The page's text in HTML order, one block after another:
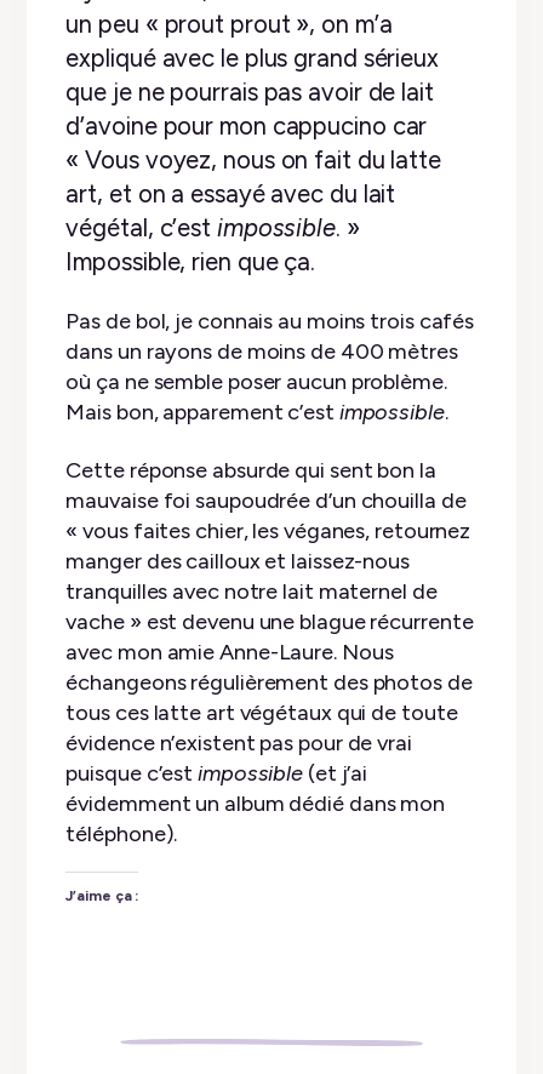
un peu « prout prout », on m’a
expliqué avec le plus grand sérieux
que je ne pourrais pas avoir de lait
d’avoine pour mon cappucino car
« Vous voyez, nous on fait du latte
art, et on a essayé avec du lait
végétal, c’est impossible. »
Impossible, rien que ça.
Pas de bol, je connais au moins trois cafés
dans un rayons de moins de 400 mètres
où ça ne semble poser aucun problème.
Mais bon, apparement c’est impossible.
Cette réponse absurde qui sent bon la
mauvaise foi saupoudrée d’un chouilla de
« vous faites chier, les véganes, retournez
manger des cailloux et laissez-nous
tranquilles avec notre lait maternel de
vache » est devenu une blague récurrente
avec mon amie Anne-Laure. Nous
échangeons régulièrement des photos de
tous ces latte art végétaux qui de toute
évidence n’existent pas pour de vrai
puisque c’estimpossible (et j’ai
évidemment un album dédié dans mon
téléphone).
J’aime ça :